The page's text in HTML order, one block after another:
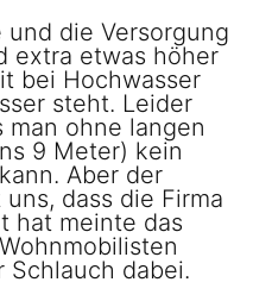
und die Versorgung
extra etwas höher
bei Hochwasser
steht. Leider
man ohne langen
9 Meter) kein
Aber der
dass die Firma
hat meinte das
dabei.